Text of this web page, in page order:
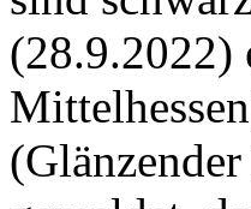
(28.9.2022)